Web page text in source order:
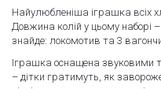
Найулюбленіша іграшка всіх
Довжина колій у цьому
знайде: локомотив та 3
Іграшка оснащена звуковими
– дітки гратимуть, як